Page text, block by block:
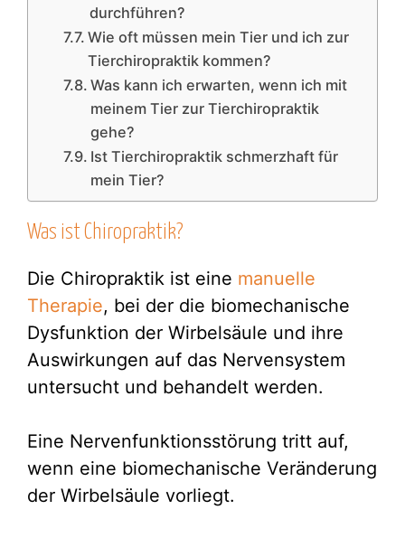
durchführen?
Wie oft müssen mein Tier und ich zur
Tierchiropraktik kommen?
Was kann ich erwarten, wenn ich mit
meinem Tier zur Tierchiropraktik
gehe?
Ist Tierchiropraktik schmerzhaft für
mein Tier?
Was ist Chiropraktik?
Die Chiropraktik ist eine manuelle
Therapie, bei der die biomechanische
Dysfunktion der Wirbelsäule und ihre
Auswirkungen auf das Nervensystem
untersucht und behandelt werden.
Eine Nervenfunktionsstörung tritt auf,
wenn eine biomechanische Veränderung
der Wirbelsäule vorliegt.